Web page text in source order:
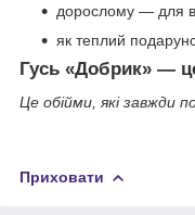
дорослому — для
як теплий
Гусь «Добрик» —
Це обійми, які завжди
Приховати